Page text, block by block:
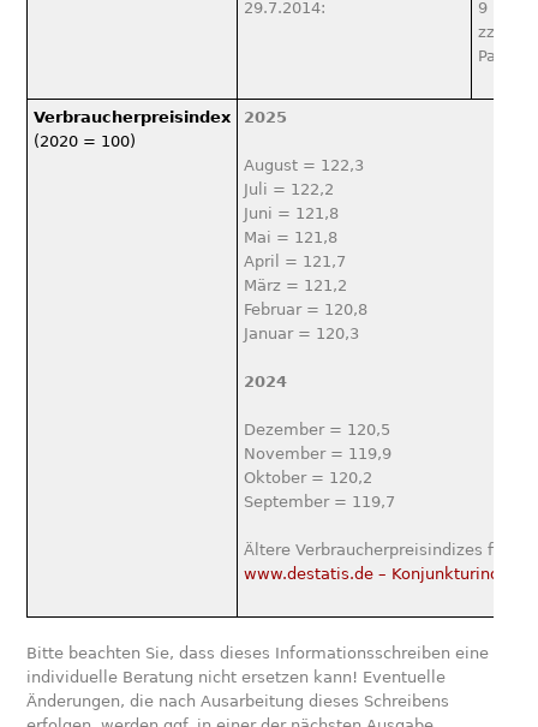
29.7.2014:
9
zzgl.
Verbraucherpreisindex
(2020 = 100)
2025
August = 122,3
Juli = 122,2
Juni = 121,8
Mai = 121,8
April = 121,7
März = 121,2
Februar = 120,8
Januar = 120,3
2024
Dezember = 120,5
November = 119,9
Oktober = 120,2
September = 119,7
Ältere Verbraucherpreisindizes
www.destatis.de –
Bitte beachten Sie, dass dieses Informationsschreiben eine
individuelle Beratung nicht ersetzen kann! Eventuelle
Änderungen, die nach Ausarbeitung dieses Schreibens